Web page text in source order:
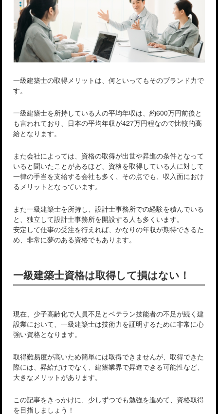
一級建築士の取得メリットは、何といってもそのブランド力で
す。
一級建築士を所持している人の平均年収は、約600万円前後と
も言われており、日本の平均年収が427万円程なので比較的高
給となります。
また会社によっては、資格の取得が出世や昇進の条件となって
いると聞いたことがあるほど、資格を取得している人に対して
一律の手当を支給する会社も多く、その点でも、収入面におけ
るメリットとなっています。
また一級建築士を所持し、設計士事務所での経験を積んでいる
と、独立して設計士事務所を開設する人も多くいます。
安定して仕事の受注を行えれば、かなりの年収が期待できるた
め、非常に夢のある資格でもあります。
一級建築士資格は取得して損はない！
現在、少子高齢化で人員不足とベテラン技能者の不足が続く建
設業において、一級建築士は技術力を証明するために非常に心
強い資格となります。
取得難易度が高いため簡単には取得できませんが、取得できた
際には、昇給だけでなく、建築業界で昇進できる可能性など、
大きなメリットがあります。
この記事をきっかけに、少しずつでも勉強を進めて、資格取得
を目指しましょう！